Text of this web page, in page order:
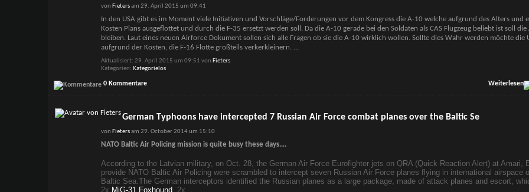
von Fietersam 29. April 2015 um 09:41
In den USA gibt es im Moment viele Initiativen und Vorschläge/Forderungen vor dem Kongress die A-10 welche aufgrund des Alters und
Kosten Plans ausgeflottet und durch die F-35 ersetzt werden soll. Da die A-10 gerade bei den Soldaten als CAS Flugzeug beliebt ist soll die
bleiben. Laut eines neuen Airforce Dokument sollen sich alle Fragen ob sie die A-10 wirklich wollen. Sollte dies Wahr werden möchte die
aufgrund der Kosten, die F-16 Flotte großteils verkerkleinern. ...
Aktualisiert: 29. April 2015 um 09:51 von Fieters
Kategorien
Kategorielos
0 Kommentare Weiterlesen
German Typhoons have intercepted 7 Russian Air Force combat planes over the Baltic Se
von Fietersam 29. October 2014 um 15:10
NATO Baltic Air Policing mission is quite busy these days….
According to the Latvian military, on Oct. 28, the German Air Force Eurofighter jets on QRA (Quick Reaction Alert) at Amari,
provide NATO Baltic Air Policing were scrambled to intercept seven Russian Air Force planes flying in international airspace
Baltic Sea. The German interceptors identified the Russian planes as a large package, made of attack planes and escort,
2x MiG-31 Foxhound, 2x